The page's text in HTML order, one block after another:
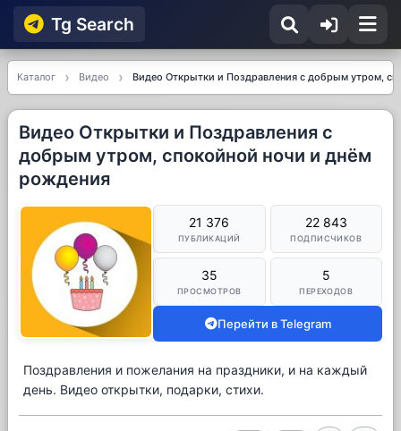
Tg Searсh
Каталог Видео Видео Открытки и Поздравления с добрым утром,
Видео Открытки и Поздравления с
добрым утром, спокойной ночи и днём
рождения
21 376
ПУБЛИКАЦИЙ
22 843
ПОДПИСЧИКОВ
35
ПРОСМОТРОВ
5
ПЕРЕХОДОВ
Перейти в Telegram
Поздравления и пожелания на праздники, и на каждый
день. Видео открытки, подарки, стихи.